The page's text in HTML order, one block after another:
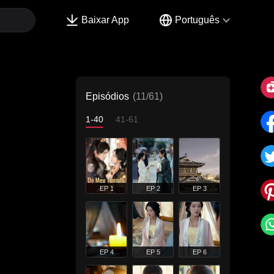
Baixar App Português
Episódios (11/61)
1-40 41-61
EP 1 EP 2 EP 3
EP 4 EP 5 EP 6